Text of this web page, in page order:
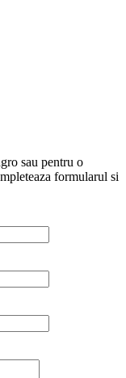
sau pentru o
formularul si